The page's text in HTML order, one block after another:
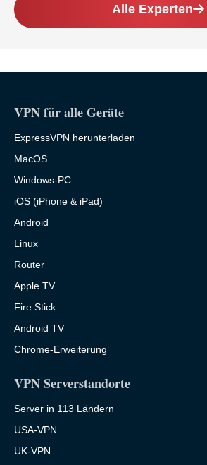
Alle Experten
VPN für alle Geräte
ExpressVPN herunterladen
MacOS
Windows-PC
iOS (iPhone & iPad)
Android
Linux
Router
Apple TV
Fire Stick
Android TV
Chrome-Erweiterung
VPN Serverstandorte
Server in 113 Ländern
USA-VPN
UK-VPN